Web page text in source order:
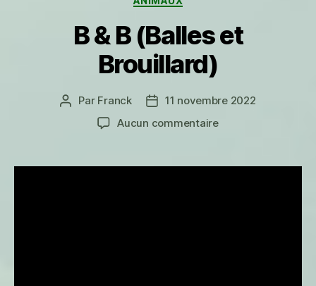
B & B (Balles et
Brouillard)
Auteur
l’article
Par Franck
Date11 novembre 2022
Aucun commentairesur
B